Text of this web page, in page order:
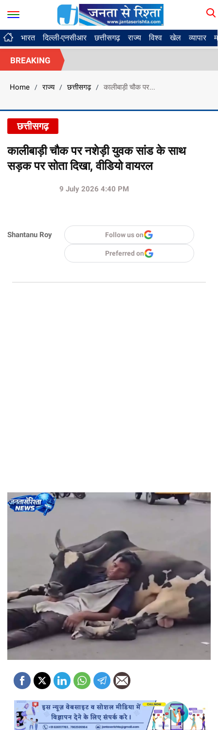
भारत दिल्ली-एनसीआर छत्तीसगढ़ राज्य विश्व खेल व्यापार
BREAKING
Home / राज्य / छत्तीसगढ़ / कालीबाड़ी चौक पर...
छत्तीसगढ़
कालीबाड़ी चौक पर नशेड़ी युवक सांड के साथ
सड़क पर सोता दिखा, वीडियो वायरल
Shantanu Roy
9 July 2026 4:40 PM
Follow us on
Preferred on